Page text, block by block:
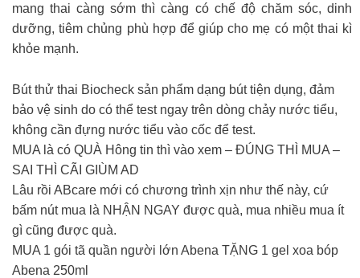
mang thai càng sớm thì càng có chế độ chăm sóc, dinh
dưỡng, tiêm chủng phù hợp để giúp cho mẹ có một thai kì
khỏe mạnh.
Bút thử thai Biocheck sản phẩm dạng bút tiện dụng, đảm
bảo vệ sinh do có thể test ngay trên dòng chảy nước tiểu,
không cần đựng nước tiểu vào cốc để test.
MUA là có QUÀ Hông tin thì vào xem – ĐÚNG THÌ MUA –
SAI THÌ CÃI GIÙM AD
Lâu rồi ABcare mới có chương trình xịn như thế này, cứ
bấm nút mua là NHẬN NGAY được quà, mua nhiều mua ít
gì cũng được quà.
MUA 1 gói tã quần người lớn Abena TẶNG 1 gel xoa bóp
Abena 250ml